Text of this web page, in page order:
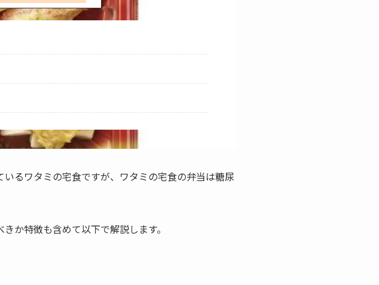
るワタミの宅食ですが、ワタミの宅食の弁当は糖尿
か特徴も含めて以下で解説します。